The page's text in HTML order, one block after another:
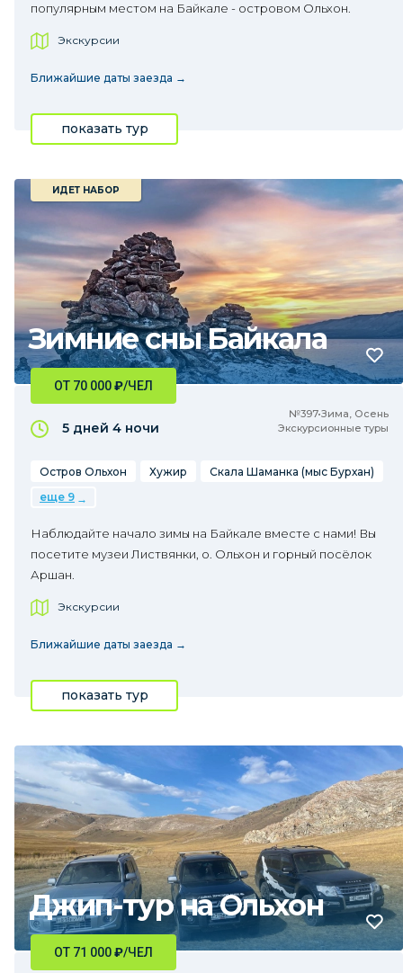
популярным местом на Байкале - островом Ольхон.
Экскурсии
Ближайшие даты заезда →
показать тур
Зимние сны Байкала
ИДЕТ НАБОР
№397•Зима, Осень
Экскурсионные туры
ОТ 70 000₽/ЧЕЛ
5 дней 4 ночи
Остров Ольхон Хужир
Скала Шаманка (мыс Бурхан)
еще 9
Наблюдайте начало зимы на Байкале вместе с нами! Вы
посетите музеи Листвянки, о. Ольхон и горный посёлок
Аршан.
Экскурсии
Ближайшие даты заезда →
показать тур
Джип-тур на Ольхон
ОТ 71 000₽/ЧЕЛ